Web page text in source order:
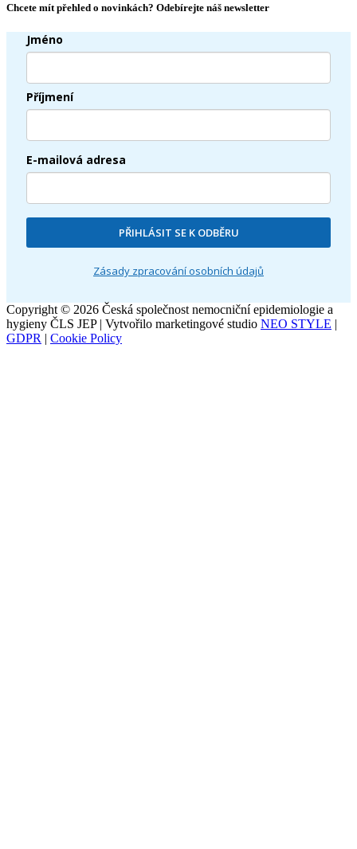
Chcete mít přehled o novinkách? Odebírejte náš newsletter
Jméno
Příjmení
E-mailová adresa
PŘIHLÁSIT SE K ODBĚRU
Zásady zpracování osobních údajů
Copyright © 2026 Česká společnost nemocniční epidemiologie a
hygieny ČLS JEP | Vytvořilo marketingové studio NEO STYLE |
GDPR | Cookie Policy